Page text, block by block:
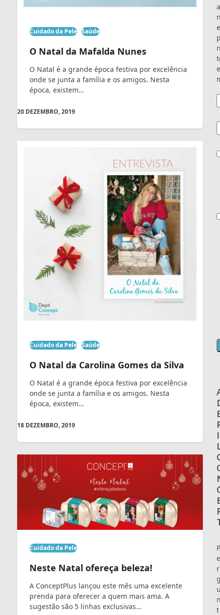
Cuidado da Pele Saúde
O Natal da Mafalda Nunes
O Natal é a grande época festiva por excelência
onde se junta a família e os amigos. Nesta
época, existem…
20 DEZEMBRO, 2019
Cuidado da Pele Saúde
O Natal da Carolina Gomes da Silva
O Natal é a grande época festiva por excelência
onde se junta a família e os amigos. Nesta
época, existem…
18 DEZEMBRO, 2019
Cuidado da Pele
Neste Natal ofereça beleza!
A ConceptPlus lançou este mês uma excelente
prenda para oferecer a quem mais ama. A
sugestão são 5 linhas exclusivas…
e
I
P
e
r
t